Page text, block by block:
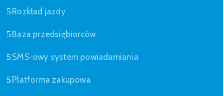
Rozkład jazdy
Baza przedsiębiorców
SMS-owy system powiadamiania
Platforma zakupowa